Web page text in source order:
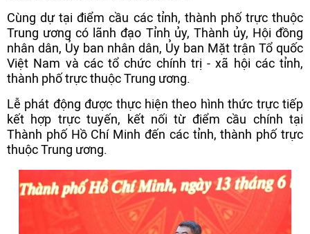
Cùng dự tại điểm cầu các tỉnh, thành phố trực thuộc
Trung ương có lãnh đạo Tỉnh ủy, Thành ủy, Hội đồng
nhân dân, Ủy ban nhân dân, Ủy ban Mặt trận Tổ quốc
Việt Nam và các tổ chức chính trị - xã hội các tỉnh,
thành phố trực thuộc Trung ương.
Lễ phát động được thực hiện theo hình thức trực tiếp
kết hợp trực tuyến, kết nối từ điểm cầu chính tại
Thành phố Hồ Chí Minh đến các tỉnh, thành phố trực
thuộc Trung ương.